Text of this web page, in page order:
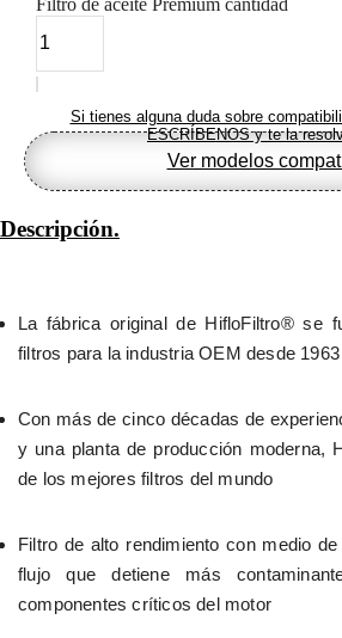
Si tienes alguna duda sobre
ESCRÍBENOS y te la
Ver modelos
Descripción.
La fábrica original de HifloFiltro® se
filtros para la industria OEM desde 1963
Con más de cinco décadas de
y una planta de producción moderna,
de los mejores filtros del mundo
Filtro de alto rendimiento con medio
flujo que detiene más
componentes críticos del motor